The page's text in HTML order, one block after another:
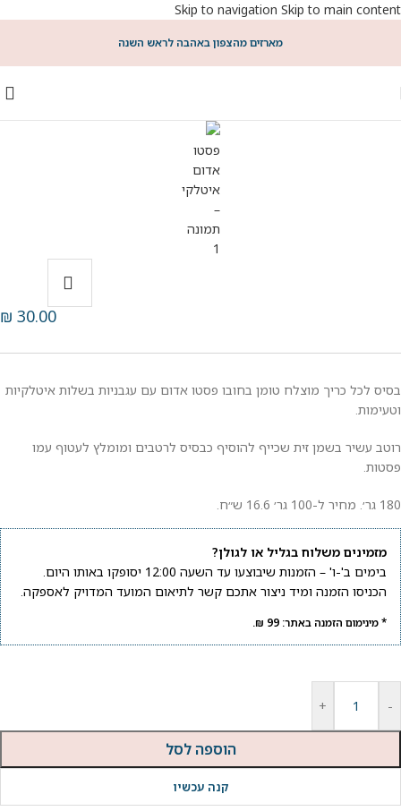
Skip to navigation Skip to main content
מארזים מהצפון באהבה לראש השנה
30.00
₪
בסיס לכל כריך מוצלח טומן בחובו פסטו אדום עם עגבניות בשלות איטלקיות
וטעימות.
רוטב עשיר בשמן זית שכייף להוסיף כבסיס לרטבים ומומלץ לעטוף עמו
פסטות.
180 גר׳. מחיר ל-100 גר׳ 16.6 ש״ח.
מזמינים משלוח בגליל או לגולן?
בימים ב'-ו' – הזמנות שיבוצעו עד השעה 12:00 יסופקו באותו היום.
הכניסו הזמנה ומיד ניצור אתכם קשר לתיאום המועד המדויק לאספקה.
* מינימום הזמנה באתר: 99 ₪.
-
+
הוספה לסל
קנה עכשיו